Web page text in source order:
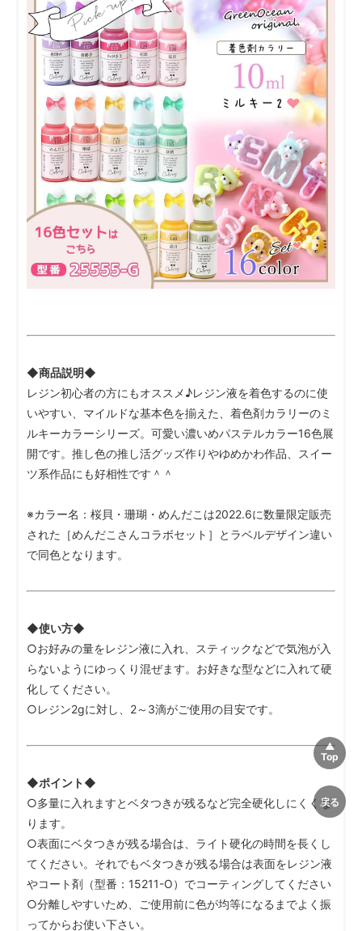
◆商品説明◆
レジン初心者の方にもオススメ♪レジン液を着色するのに使
いやすい、マイルドな基本色を揃えた、着色剤カラリーのミ
ルキーカラーシリーズ。可愛い濃いめパステルカラー16色展
開です。推し色の推し活グッズ作りやゆめかわ作品、スイー
ツ系作品にも好相性です＾＾
※カラー名：桜貝・珊瑚・めんだこは2022.6に数量限定販売
された［めんだこさんコラボセット］とラベルデザイン違い
で同色となります。
◆使い方◆
○お好みの量をレジン液に入れ、スティックなどで気泡が入
らないようにゆっくり混ぜます。お好きな型などに入れて硬
化してください。
○レジン2gに対し、2～3滴がご使用の目安です。
◆ポイント◆
○多量に入れますとベタつきが残るなど完全硬化しにくくな
ります。
○表面にベタつきが残る場合は、ライト硬化の時間を長くし
てください。それでもベタつきが残る場合は表面をレジン液
やコート剤（型番：15211-O）でコーティングしてください
○分離しやすいため、ご使用前に色が均等になるまでよく振
ってからお使い下さい。